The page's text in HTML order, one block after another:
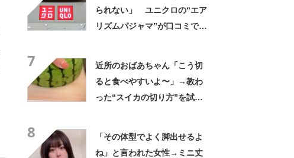
られない」 ユニクロの“エア
リズムパジャマ”が口コミで好
7
近所のおばあちゃん「こう切
ると食べやすいよ〜」→教わ
った“スイカの切り方”を試し
8
「その体型でよく脚出せるよ
ね」と言われた女性→ミニ丈